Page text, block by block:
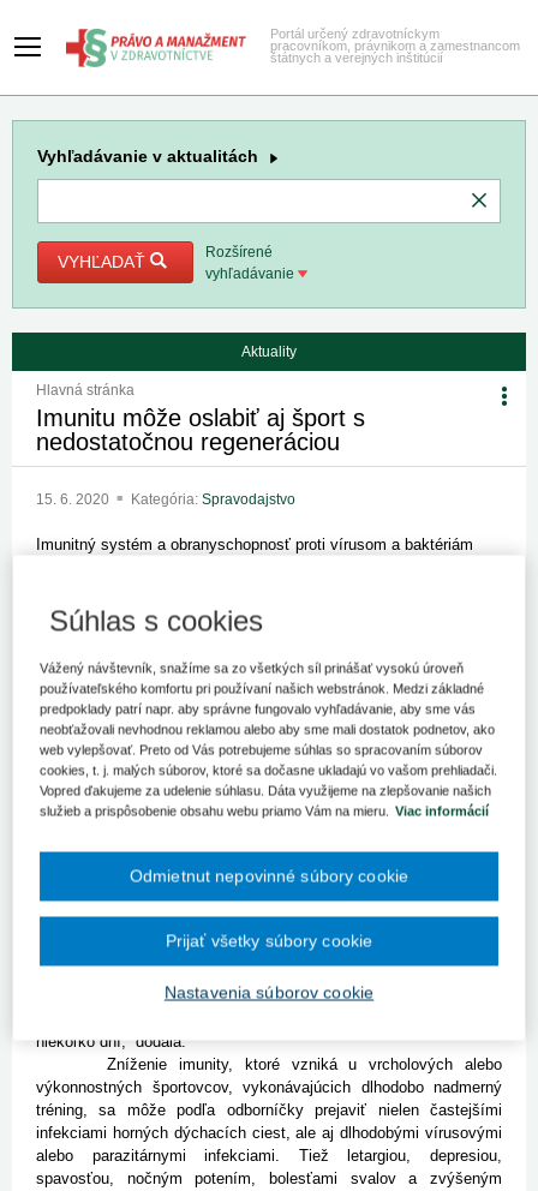
Portál určený zdravotníckym
pracovníkom, právnikom a zamestnancom
štátnych a verejných inštitúcií
Vyhľadávanie v aktualitách
VYHĽADAŤ
Rozšírené
vyhľadávanie
Aktuality
Hlavná stránka
Imunitu môže oslabiť aj šport s
nedostatočnou regeneráciou
15. 6. 2020 Kategória: Spravodajstvo
Imunitný systém a obranyschopnosť proti vírusom a baktériám
Bratislava 15. júna (TASR) - „Rekreačný šport alebo primerané
krátkodobé telesné cvičenie trikrát až štyrikrát do týždňa v trvaní
jeho aktivity výraznejšie neovplyvňuje,“ vysvetľuje klinická
imunologička a alergiologička Katarína Bergendiová. Avšak
dlhotrvajúci a intenzívny tréning, ktorý je súčasťou vrcholového
alebo výkonnostného športu a vykonáva sa viac ako päťkrát za
týždeň bez dostatočnej regenerácie, môže oslabiť imunitu a
spôsobiť zníženú obranyschopnosť jedinca.
Po náročnej fyzickej záťaži vzniká krátkodobé prechodné
tri až 12 hodín. „Pri nedostatočnej regenerácii a opakovanej
zníženej odolnosti jedinca dochádza k takzvanému prekrytiu
organizmu,“ tvrdí Bergendiová. „Vrcholový výkon šprintéra na 100
ukazovateľoch, kým u vytrvalca po dobehnutí maratónu možno
niekoľko dní,“ dodala.
Zníženie imunity, ktoré vzniká u vrcholových alebo
výkonnostných športovcov, vykonávajúcich dlhodobo nadmerný
tréning, sa môže podľa odborníčky prejaviť nielen častejšími
infekciami horných dýchacích ciest, ale aj dlhodobými vírusovými
alebo parazitárnymi infekciami. Tiež letargiou, depresiou,
spavosťou, nočným potením, bolesťami svalov a zvýšeným
Súhlas s cookies
Vážený návštevník, snažíme sa zo všetkých síl prinášať vysokú úroveň
používateľského komfortu pri používaní našich webstránok. Medzi základné
predpoklady patrí napr. aby správne fungovalo vyhľadávanie, aby sme vás
neobťažovali nevhodnou reklamou alebo aby sme mali dostatok podnetov, ako
web vylepšovať. Preto od Vás potrebujeme súhlas so spracovaním súborov
cookies, t. j. malých súborov, ktoré sa dočasne ukladajú vo vašom prehliadači.
Vopred ďakujeme za udelenie súhlasu. Dáta využijeme na zlepšovanie našich
služieb a prispôsobenie obsahu webu priamo Vám na mieru. Viac informácií
Nastavenia súborov cookie
Odmietnut nepovinné súbory cookie
Prijať všetky súbory cookie